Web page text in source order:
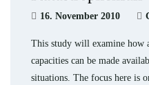
16. November 2010
This study will examine how
capacities can be made
situations. The focus here is